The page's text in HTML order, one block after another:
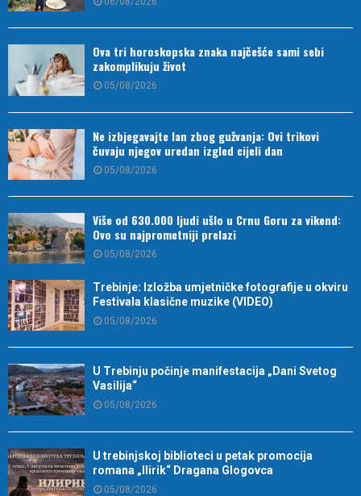
Ova tri horoskopska znaka najčešće sami sebi
zakomplikuju život
05/08/2026
Ne izbjegavajte lan zbog gužvanja: Ovi trikovi
čuvaju njegov uredan izgled cijeli dan
05/08/2026
Više od 630.000 ljudi ušlo u Crnu Goru za vikend:
Ovo su najprometniji prelazi
05/08/2026
Trebinje: Izložba umjetničke fotografije u okviru
Festivala klasične muzike (VIDEO)
05/08/2026
U Trebinju počinje manifestacija „Dani Svetog
Vasilija“
05/08/2026
U trebinjskoj biblioteci u petak promocija
romana „Ilirik“ Dragana Glogovca
05/08/2026